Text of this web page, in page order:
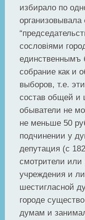
избирало по
сословiями
единственнымъ
собрание как и
выборов, т.е.
состав общей и
обыватели не
не меньше 50
подчинении у
депутация (с
смотрители или
учреждения и
шестигласной
городе
думам и